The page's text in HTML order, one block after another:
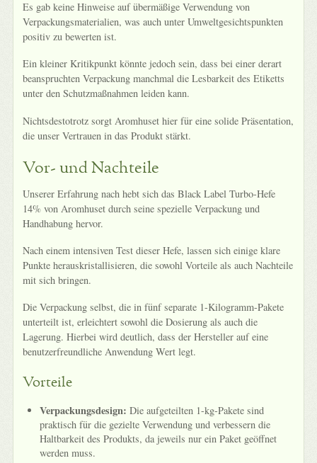
Es gab keine Hinweise auf übermäßige Verwendung von
Verpackungsmaterialien, was auch unter Umweltgesichtspunkten
positiv zu bewerten ist.
Ein kleiner Kritikpunkt könnte jedoch sein, dass bei einer derart
beanspruchten Verpackung manchmal die Lesbarkeit des Etiketts
unter den Schutzmaßnahmen leiden kann.
Nichtsdestotrotz sorgt Aromhuset hier für eine solide Präsentation,
die unser Vertrauen in das Produkt stärkt.
Vor- und Nachteile
Unserer Erfahrung nach hebt sich das Black Label Turbo-Hefe
14% von Aromhuset durch seine spezielle Verpackung und
Handhabung hervor.
Nach einem intensiven Test dieser Hefe, lassen sich einige klare
Punkte herauskristallisieren, die sowohl Vorteile als auch Nachteile
mit sich bringen.
Die Verpackung selbst, die in fünf separate 1-Kilogramm-Pakete
unterteilt ist, erleichtert sowohl die Dosierung als auch die
Lagerung. Hierbei wird deutlich, dass der Hersteller auf eine
benutzerfreundliche Anwendung Wert legt.
Vorteile
Verpackungsdesign: Die aufgeteilten 1-kg-Pakete sind
praktisch für die gezielte Verwendung und verbessern die
Haltbarkeit des Produkts, da jeweils nur ein Paket geöffnet
werden muss.